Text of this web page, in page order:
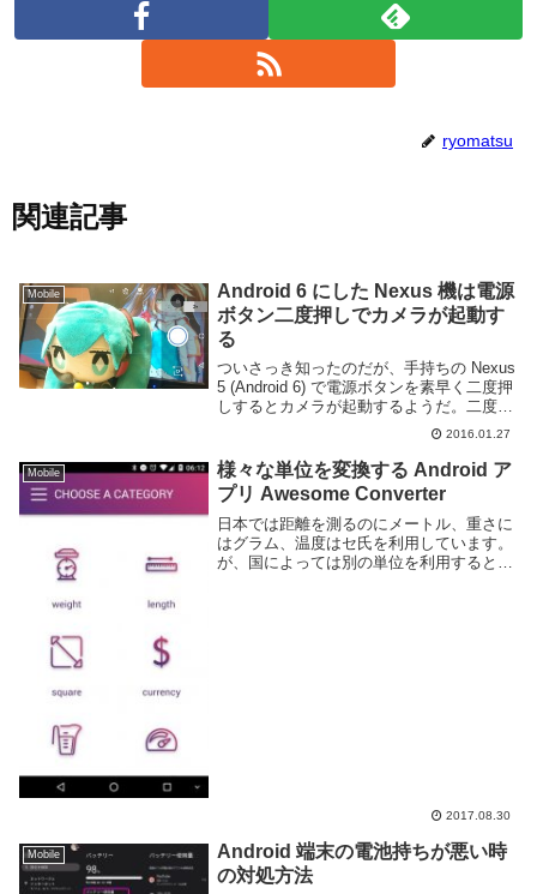
ryomatsu
関連記事
Mobile
Android 6 にした Nexus 機は電源
ボタン二度押しでカメラが起動す
る
ついさっき知ったのだが、手持ちの Nexus
5 (Android 6) で電源ボタンを素早く二度押
しするとカメラが起動するようだ。二度押
し後バイブが鳴りカメラが起動する。一度
電源ボタンを押したタイミングでロック状
態に入るので、右上に鍵マー...
2016.01.27
Mobile
様々な単位を変換する Android ア
プリ Awesome Converter
日本では距離を測るのにメートル、重さに
はグラム、温度はセ氏を利用しています。
が、国によっては別の単位を利用するとこ
2017.08.30
Mobile
Android 端末の電池持ちが悪い時
の対処方法